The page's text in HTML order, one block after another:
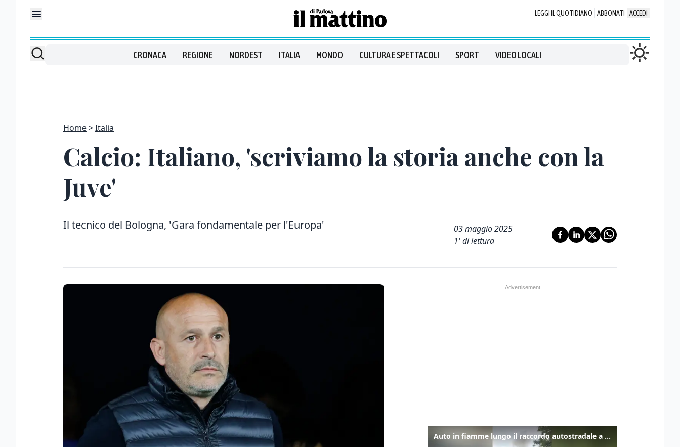
LEGGI IL QUOTIDIANO ABBONATI ACCEDI
CRONACA REGIONE NORDEST ITALIA MONDO CULTURA E SPETTACOLI SPORT VIDEO LOCALI
Home Italia
Calcio: Italiano, 'scriviamo la storia anche con la
Juve'
Il tecnico del Bologna, 'Gara fondamentale per l'Europa'
03 maggio 2025
1' di lettura
Auto in fiamme lungo il raccordo autostradale a Trebiciano